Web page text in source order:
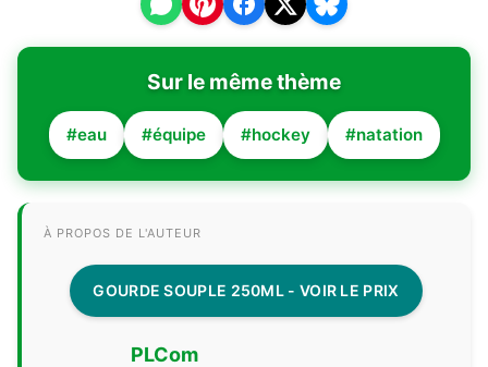
Sur le même thème
#eau #équipe #hockey #natation
À PROPOS DE L'AUTEUR
GOURDE SOUPLE 250ML - VOIR LE PRIX
PLCom